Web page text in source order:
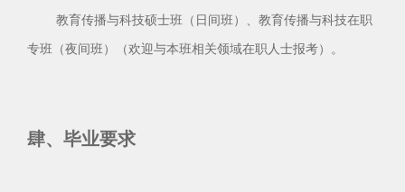
教育传播与科技硕士班（日间班）、教育传播与科技在职
专班（夜间班）（欢迎与本班相关领域在职人士报考）。
肆、毕业要求